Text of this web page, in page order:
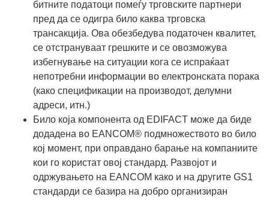
битните податоци помеѓу трговските партнери
пред да се одигра било каква трговска
трансакција. Ова обезбедува податочен квалитет,
се отстрануваат грешките и се овозможува
избегнување на ситуации кога се испраќаат
непотребни информации во електронската порака
(како спецификации на производот, делумни
адреси, итн.)
Било која компонента од EDIFACT може да биде
додадена во EANCOM® подмножеството во било
кој момент, при оправдано барање на компаниите
кои го користат овој стандард. Развојот и
одржувањето на EANCOM како и на другите GS1
стандарди се базира на добро организиран